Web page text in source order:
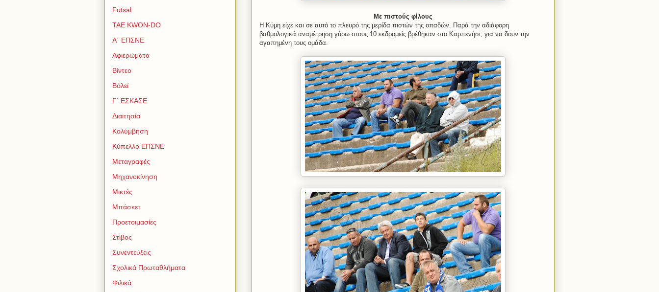
Με πιστούς φίλους
Η Κύμη είχε και σε αυτό το πλευρό της μερίδα πιστών της οπαδών. Παρά την αδιάφορη
βαθμολογικά αναμέτρηση γύρω στους 10 εκδρομείς βρέθηκαν στο Καρπενήσι, για να δουν την
αγαπημένη τους ομάδα.
Futsal
TAE KWON-DO
Α΄ ΕΠΣΝΕ
Αφιερώματα
Βίντεο
Βόλεϊ
Γ΄ ΕΣΚΑΣΕ
Διαιτησία
Κολύμβηση
Κύπελλο ΕΠΣΝΕ
Μεταγραφές
Μηχανοκίνηση
Μικτές
Μπάσκετ
Προετοιμασίες
Στίβος
Συνεντεύξεις
Σχολικά Πρωταθλήματα
Φιλικά